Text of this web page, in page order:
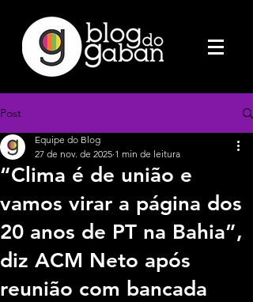
Post
“Clima é de união e
vamos virar a página dos
20 anos de PT na Bahia”,
diz ACM Neto após
reunião com bancada
Equipe do Blog
27 de nov. de 2025 1 min de leitura